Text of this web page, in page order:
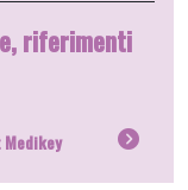
riferimenti